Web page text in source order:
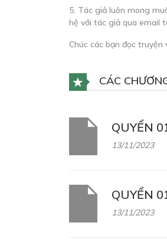
5. Tác giả luôn mong
hệ với tác giả qua email
Chúc các bạn đọc truyện
CÁC
QUYỂN
13/11/2023
QUYỂN
13/11/2023